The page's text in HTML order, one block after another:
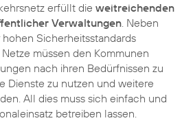
erfüllt die weitreichenden
Verwaltungen. Neben
Sicherheitsstandards
müssen den Kommunen
nach ihren Bedürfnissen zu
Dienste zu nutzen und weitere
All dies muss sich einfach und
betreiben lassen.